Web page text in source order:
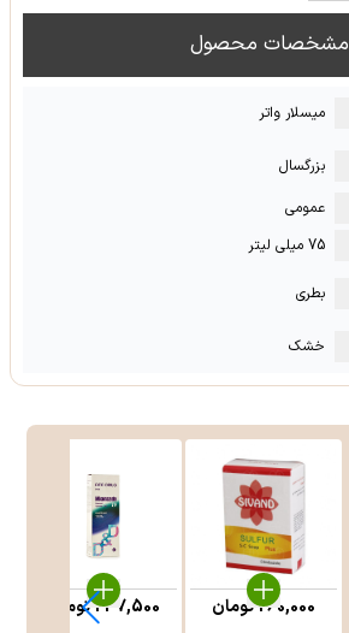
مشخصات محصول
میسلار واتر
بزرگسال
عمومی
75 میلی لیتر
بطری
خشک
260,000تومان 247,500تومان